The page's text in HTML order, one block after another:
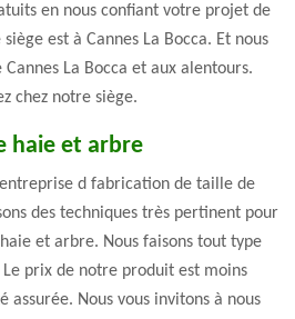
en nous confiant votre projet de
est à Cannes La Bocca. Et nous
La Bocca et aux alentours.
chez notre siège.
haie et arbre
d fabrication de taille de
des techniques très pertinent pour
et arbre. Nous faisons tout type
prix de notre produit est moins
assurée. Nous vous invitons à nous